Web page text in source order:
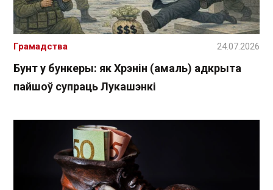
Бунт у бункеры: як Хрэнін (амаль) адкрыта
пайшоў супраць Лукашэнкі
Грамадства 24.07.2026